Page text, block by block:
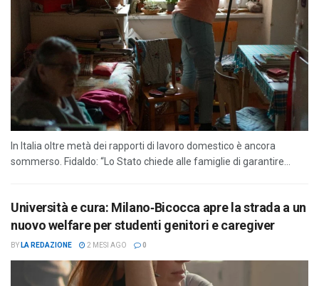
In Italia oltre metà dei rapporti di lavoro domestico è ancora
sommerso. Fidaldo: “Lo Stato chiede alle famiglie di garantire...
Università e cura: Milano‑Bicocca apre la strada a un
nuovo welfare per studenti genitori e caregiver
BY LA REDAZIONE 2 MESI AGO 0